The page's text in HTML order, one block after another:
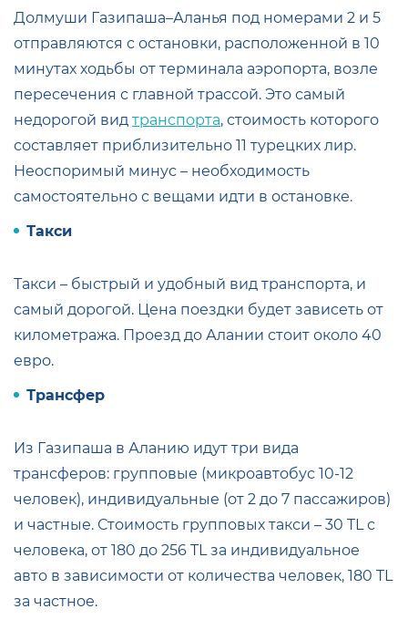
Долмуши Газипаша–Аланья под номерами 2 и 5
отправляются с остановки, расположенной в 10
минутах ходьбы от терминала аэропорта, возле
пересечения с главной трассой. Это самый
недорогой вид транспорта, стоимость которого
составляет приблизительно 11 турецких лир.
Неоспоримый минус – необходимость
самостоятельно с вещами идти в остановке.
Такси
Такси – быстрый и удобный вид транспорта, и
самый дорогой. Цена поездки будет зависеть от
километража. Проезд до Алании стоит около 40
евро.
Трансфер
Из Газипаша в Аланию идут три вида
трансферов: групповые (микроавтобус 10-12
человек), индивидуальные (от 2 до 7 пассажиров)
и частные. Стоимость групповых такси – 30 TL с
человека, от 180 до 256 TL за индивидуальное
авто в зависимости от количества человек, 180 TL
за частное.